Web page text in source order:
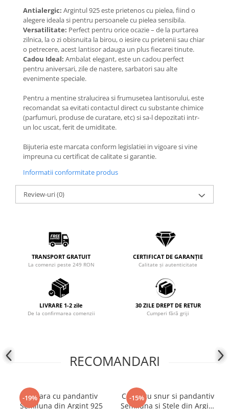
BRĂȚĂRI
BRĂȚĂRI CU ȘNUR REGLABIL
Brățări din Aur cu șnur reglabil
Brățări din Argint cu șnur reglabil
BRĂȚĂRI CU PIETRE SEMIPREȚIOASE
Brățări din Aur cu pietre
Brățări din Argint cu pietre
semiprețioase
Brățări elastice cu pietre
BRĂȚĂRI DE PICIOR
Brățări de picior din Aur
Brățări de picior din Argint
COLIERE
Coliere cu mărgele colorate și
Coliere cu pietre semiprețioase
Antialergic: Argintul 925 este prietenos cu pielea, fiind o
alegere ideala si pentru persoanele cu pielea sensibila.
Versatilitate: Perfect pentru orice ocazie – de la purtarea
zilnica, la o zi obisnuita la birou, o iesire cu prietenii sau chiar
o petrecere, acest lantisor adauga un plus fiecarei tinute.
Cadou Ideal: Ambalat elegant, este un cadou perfect
pentru aniversari, zile de nastere, sarbatori sau alte
evenimente speciale.
Pentru a mentine stralucirea si frumusetea lantisorului, este
recomandat sa evitati contactul direct cu substante chimice
(parfumuri, produse de curatare, etc) si sa-l depozitati intr-
un loc uscat, ferit de umiditate.
Bijuteria este marcata conform legislatiei in vigoare si vine
impreuna cu certificat de calitate si garantie.
Informatii conformitate produs
Review-uri(0)
TRANSPORT GRATUIT
La comenzi peste 249 RON
CERTIFICAT DE GARANȚIE
Calitate și autenticitate
LIVRARE 1-2 zile
De la confirmarea comenzii
30 ZILE DREPT DE RETUR
Cumperi fără griji
RECOMANDARI
-19%
Bratara cu pandantiv
Semiluna din Argint 925
-15%
Colier cu snur si pandantiv
Semiluna si Stele din Argint